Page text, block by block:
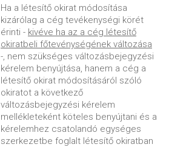
Ha a létesítő okirat módosítása
kizárólag a cég tevékenységi körét
érinti - kivéve ha az a cég létesítő
okiratbeli főtevénységének változása
-, nem szükséges változásbejegyzési
kérelem benyújtása, hanem a cég a
létesítő okirat módosításáról szóló
okiratot a következő
változásbejegyzési kérelem
mellékleteként köteles benyújtani és a
kérelemhez csatolandó egységes
szerkezetbe foglalt létesítő okiratban